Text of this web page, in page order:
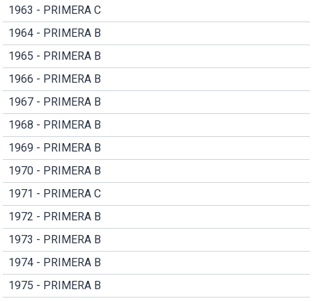
1963 - PRIMERA C
1964 - PRIMERA B
1965 - PRIMERA B
1966 - PRIMERA B
1967 - PRIMERA B
1968 - PRIMERA B
1969 - PRIMERA B
1970 - PRIMERA B
1971 - PRIMERA C
1972 - PRIMERA B
1973 - PRIMERA B
1974 - PRIMERA B
1975 - PRIMERA B